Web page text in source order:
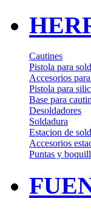
Cautines
Pistola para
Accesorios
Pistola para
Base para cautin
Desoldadores
Soldadura
Estacion de
Accesorios
Puntas y